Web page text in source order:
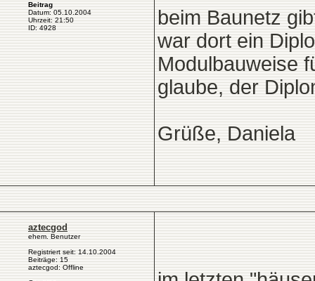
Beitrag
Datum: 05.10.2004
Uhrzeit: 21:50
ID: 4928
beim Baunetz
war dort ein
Modulbauweise
glaube, der
Grüße, Daniela
aztecgod
ehem. Benutzer
Registriert seit: 14.10.2004
Beiträge: 15
aztecgod: Offline